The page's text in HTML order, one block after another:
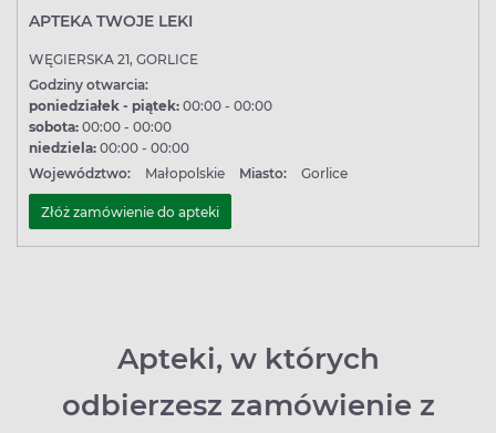
APTEKA TWOJE LEKI
WĘGIERSKA 21, GORLICE
Godziny otwarcia:
poniedziałek - piątek: 00:00 - 00:00
sobota: 00:00 - 00:00
niedziela: 00:00 - 00:00
Województwo:
Małopolskie Miasto: Gorlice
Złóż zamówienie do apteki
Apteki, w których
odbierzesz zamówienie z